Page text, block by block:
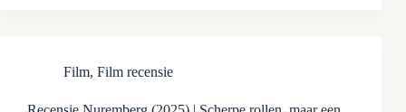
Film, Film recensie